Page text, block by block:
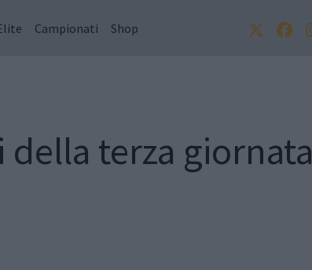
Campionati Shop
della terza giornata